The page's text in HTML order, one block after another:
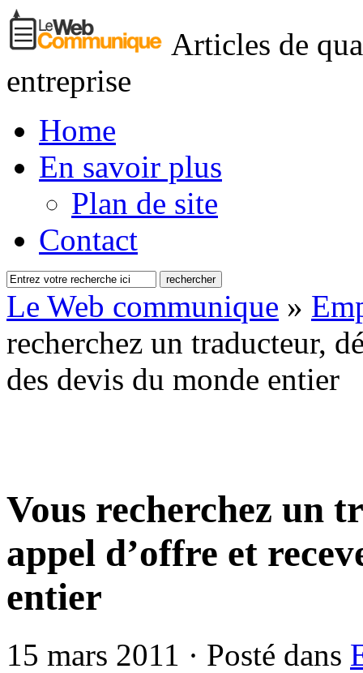
Articles de
entreprise
Home
En savoir plus
Plan de site
Contact
Le Web communique »
recherchez un traducteur,
des devis du monde entier
Vous recherchez un
appel d’offre et
entier
15 mars 2011 · Posté dans